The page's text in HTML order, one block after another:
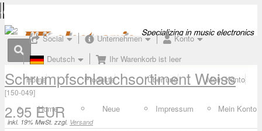
Social Unternehmen
Konto
Deutsch
Ihr Warenkorb ist leer
Home
Home
Produkte
Neue
Über uns
Impressum
Mein Konto
Mein Konto
Schrumpfschlauchsortiment Weiss
[150-049]
2.95 EUR
inkl. 19% MwSt. zzgl. Versand